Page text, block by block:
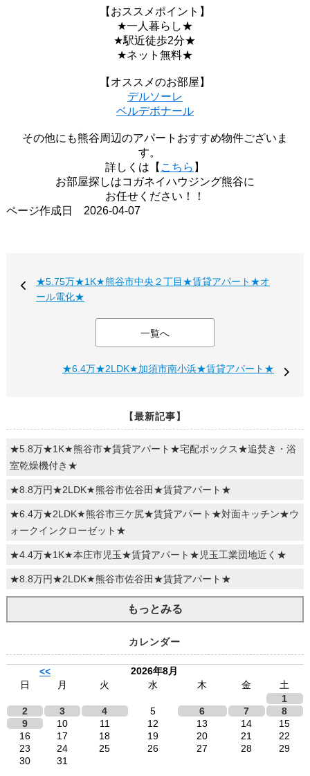
【おススメポイント】
★一人暮らし★
★駅近徒歩2分★
★ネット無料★
【オススメのお部屋】
デルソーレ
ベルデボナール
その他にも熊谷周辺のアパートおすすめ物件ございま
す。
詳しくは【 こちら 】
お部屋探しはコガネイハウジング熊谷に
お任せください！！
ページ作成日 2026-04-07
★5.75万★1K★熊谷市中央２丁目★賃貸アパート★オ
ール電化★
一覧へ
★6.4万★2LDK★加須市南小浜★賃貸アパート★
【最新記事】
★5.8万★1K★熊谷市★賃貸アパート★宅配ボックス★追焚き・浴
室乾燥機付き★
★8.8万円★2LDK★熊谷市佐谷田★賃貸アパート★
★6.4万★2LDK★熊谷市三ケ尻★賃貸アパート★対面キッチン★ウ
ォークインクローゼット★
★4.4万★1K★本庄市児玉★賃貸アパート★児玉工業団地近く★
★8.8万円★2LDK★熊谷市佐谷田★賃貸アパート★
もっとみる
カレンダー
<<
2026年8月
日
月 火 水 木 金
土
1
2
3 4 5 6 7
8
9
10 11 12 13 14
15
16
17 18 19 20 21
22
23
24 25 26 27 28
29
30
31